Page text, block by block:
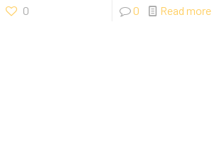
0 0 Read more